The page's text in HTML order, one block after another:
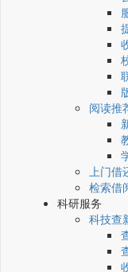
阅读推
上门借
检索借
科研服务
科技查